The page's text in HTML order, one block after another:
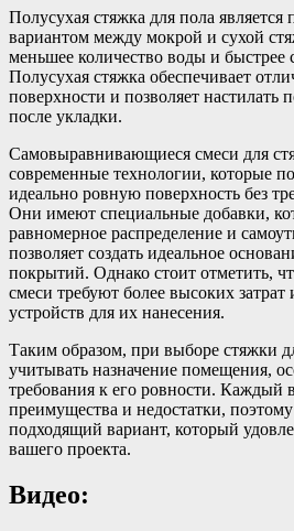
Полусухая стяжка для пола
вариантом между мокрой и сухой
меньшее количество воды и быстрее
Полусухая стяжка обеспечивает
поверхности и позволяет настилать
после укладки.
Самовыравнивающиеся смеси для
современные технологии, которые
идеально ровную поверхность без
Они имеют специальные добавки,
равномерное распределение и
позволяет создать идеальное
покрытий. Однако стоит отметить,
смеси требуют более высоких
устройств для их нанесения.
Таким образом, при выборе стяжки
учитывать назначение помещения,
требования к его ровности. Каждый
преимущества и недостатки,
подходящий вариант, который
вашего проекта.
Видео: